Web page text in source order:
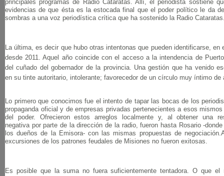
principales programas de Radio Cataratas. Allí, el periodista sostiene
evidencias de que ésta es la estocada final que el poder político le da
sombras a una voz periodística crítica que ha sostenido la Radio
La última, es decir que hubo otras intentonas que pueden identificarse, en
desde 2011. Aquel año coincide con el acceso a la intendencia de
del cuñado del gobernador de la provincia. Una gestión que ha venido
en su tinte autoritario, intolerante; favorecedor de un círculo muy íntimo de
Lo primero que conocimos fue el intento de tapar las bocas de los
propaganda oficial y de empresas privadas pertenecientes a esos
del poder. Ofrecieron estos arreglos localmente y, al obtener una
negativa por parte de la dirección de la radio, fueron hasta Rosario -
los dueños de la Emisora- con las mismas propuestas de
excursiones de los patrones feudales de Misiones no fueron exitosas.
Es posible que la suma no fuera suficientemente tentadora. O que el